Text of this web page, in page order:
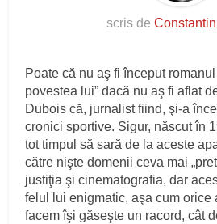
scris de
Poate că nu aş fi început romanul
povestea lui” dacă nu aş fi aflat
Dubois că, jurnalist fiind, şi-a
cronici sportive. Sigur, născut în
tot timpul să sară de la aceste
către nişte domenii ceva mai
justiţia şi cinematografia, dar
felul lui enigmatic, aşa cum orice
facem îşi găseşte un racord, cât